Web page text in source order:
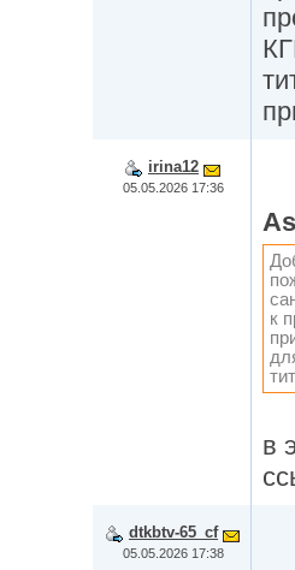
irina12
05.05.2026 17:36
к
в
dtkbtv-65_cf
05.05.2026 17:38